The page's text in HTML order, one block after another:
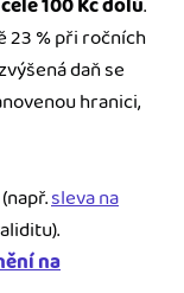
23 % při ročních
daň se
hranici,
(např.sleva na
na